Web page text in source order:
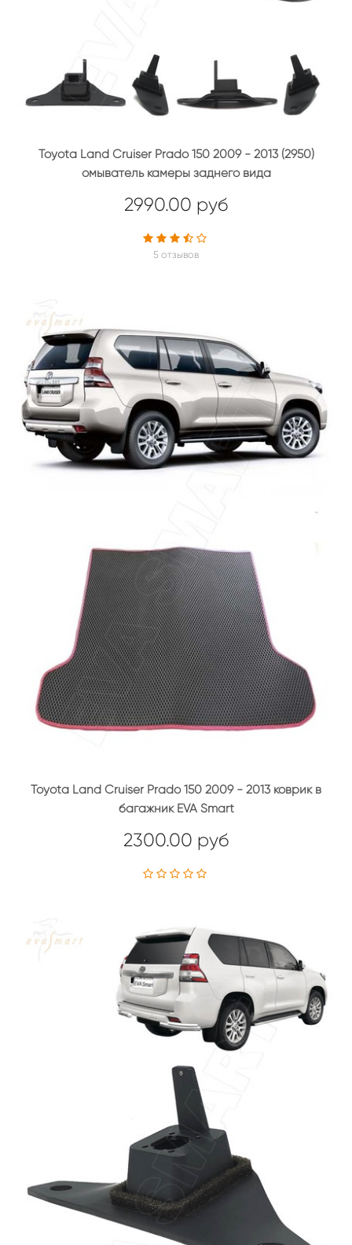
Toyota Land Cruiser Prado 150 2009 - 2013 (2950)
омыватель камеры заднего вида
2990.00 руб
5 отзывов
Toyota Land Cruiser Prado 150 2009 - 2013 коврик в
багажник EVA Smart
2300.00 руб